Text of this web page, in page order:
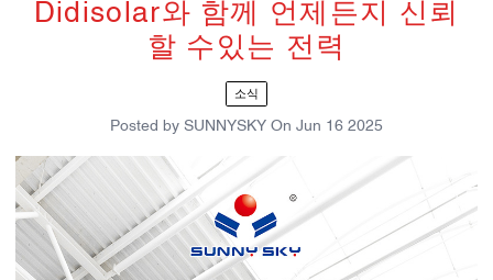
Didisolar와 함께 언제든지 신뢰
할 수있는 전력
소식
Posted by SUNNYSKY On Jun 16 2025